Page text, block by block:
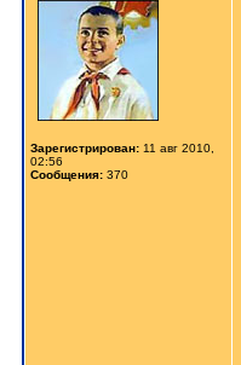
Зарегистрирован: 11 авг 2010,
02:56
Сообщения: 370